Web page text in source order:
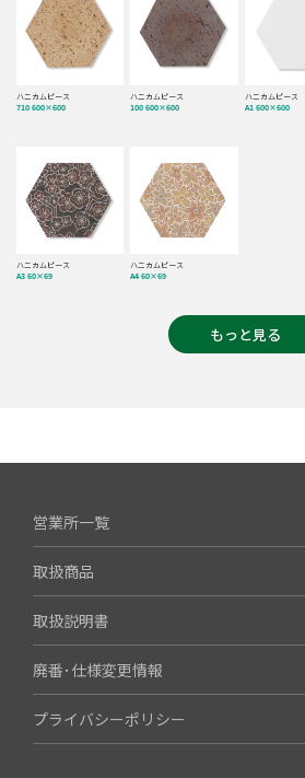
ハニカムピース
710 600×600
ハニカムピース
100 600×600
ハニカムピース
A1 600×600
ハニカムピース
A3 60×69
ハニカムピース
A4 60×69
もっと見る
営業所一覧
取扱商品
取扱説明書
廃番･仕様変更情報
プライバシーポリシー